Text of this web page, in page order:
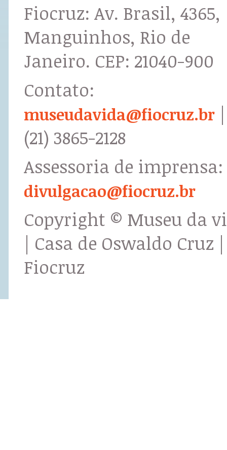
Fiocruz: Av. Brasil, 4365,
Manguinhos, Rio de
Janeiro. CEP: 21040-900
Contato:
museudavida@fiocruz.br |
(21) 3865-2128
Assessoria de imprensa:
divulgacao@fiocruz.br
Copyright © Museu da
| Casa de Oswaldo Cruz |
Fiocruz